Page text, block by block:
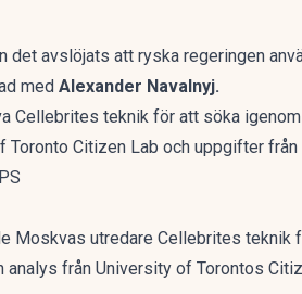
avslöjats att ryska regeringen
med Alexander Navalnyj.
Cellebrites teknik för att söka
Citizen Lab och uppgifter
Moskvas utredare Cellebrites teknik
analys från University of Torontos